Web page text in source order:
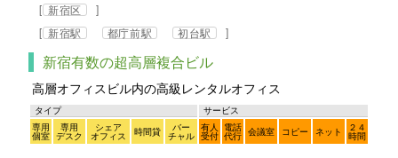
[ 新宿区
]
[ 新宿駅 都庁前駅 初台駅 ]
新宿有数の超高層複合ビル
高層オフィスビル内の高級レンタルオフィス
タイプ
サービス
専用
個室
専用
デスク
シェア
オフィス 時間貸 バー
チャル
有人
受付
電話
代行 会議室 コピー ネット ２４
時間